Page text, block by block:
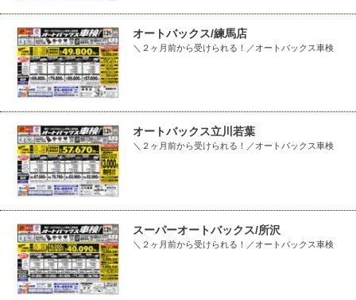
オートバックス/練馬店
＼２ヶ月前から受けられる！／オートバックス車検
オートバックス立川若葉
＼２ヶ月前から受けられる！／オートバックス車検
スーパーオートバックス/所沢
＼２ヶ月前から受けられる！／オートバックス車検